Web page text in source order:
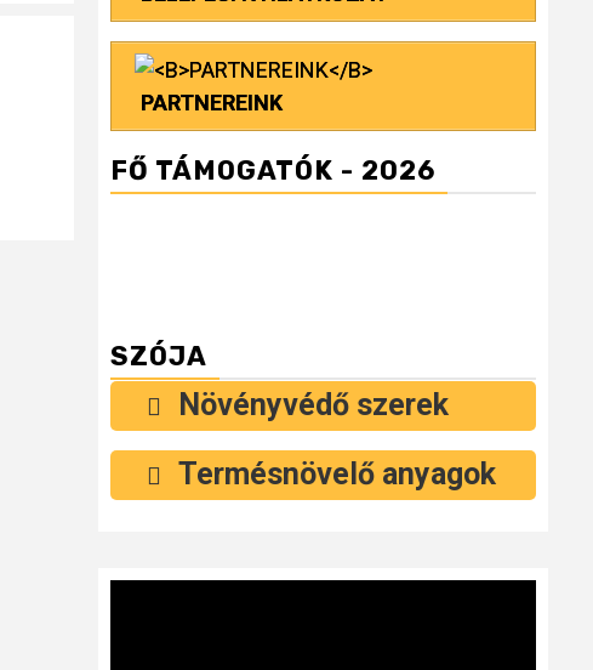
PARTNEREINK
FŐ TÁMOGATÓK - 2026
SZÓJA
Növényvédő szerek
Termésnövelő anyagok